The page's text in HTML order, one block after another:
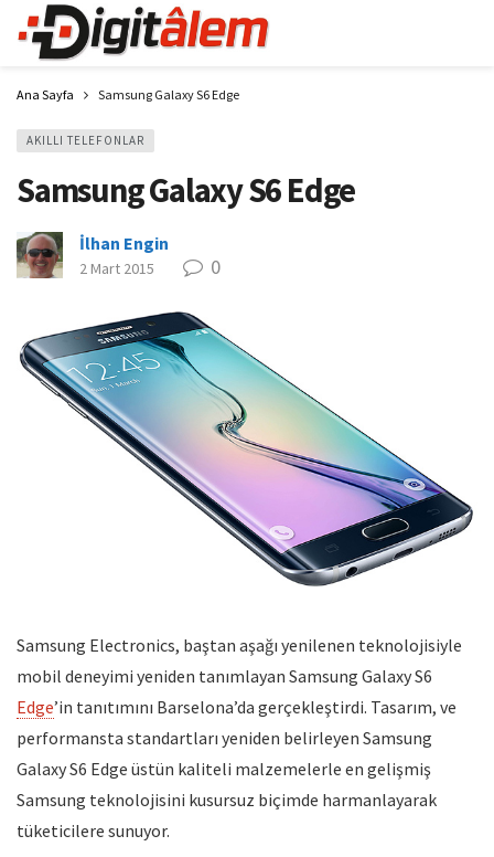
Ana Sayfa Samsung Galaxy S6 Edge
AKILLI TELEFONLAR
Samsung Galaxy S6 Edge
İlhan Engin
2 Mart 2015 0
Samsung Electronics, baştan aşağı yenilenen teknolojisiyle
mobil deneyimi yeniden tanımlayan Samsung Galaxy S6
Edge’in tanıtımını Barselona’da gerçekleştirdi. Tasarım, ve
performansta standartları yeniden belirleyen Samsung
Galaxy S6 Edge üstün kaliteli malzemelerle en gelişmiş
Samsung teknolojisini kusursuz biçimde harmanlayarak
tüketicilere sunuyor.